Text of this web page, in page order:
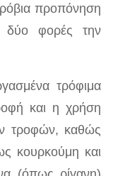
προπόνηση
δύο φορές την
τρόφιμα
και η χρήση
τροφών, καθώς
κουρκούμη και